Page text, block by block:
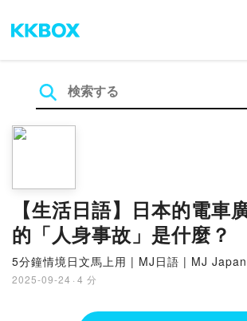
【生活日語】日本的電車
的「人身事故」是什麼？
5分鐘情境日文馬上用 | MJ日語 | MJ
2025-09-24 · 4 分